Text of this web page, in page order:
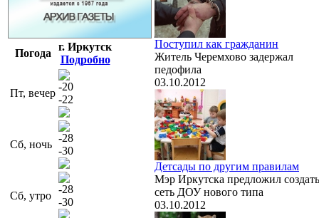
Погода
г. Иркутск
Подробно
Пт, вечер
-20
-22
Сб, ночь
-28
-30
Сб, утро
-28
-30
Поступил как гражданин
Житель Черемхово задержал
педофила
03.10.2012
Детсады по другим правилам
Мэр Иркутска предложил создать
сеть ДОУ нового типа
03.10.2012